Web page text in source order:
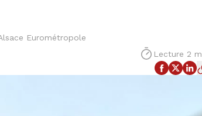
Eurométropole
Lecture 2